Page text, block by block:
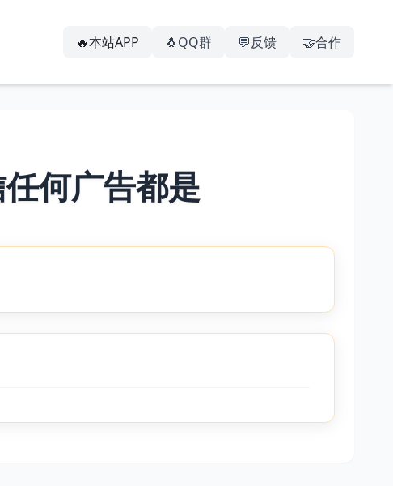
🔥本站APP 🐧QQ群 💬反馈 🤝合作
何广告都是